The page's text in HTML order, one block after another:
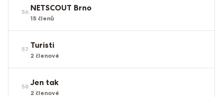
56.NETSCOUT Brno
15 členů
57.Turisti
2 členové
58.Jen tak
2 členové